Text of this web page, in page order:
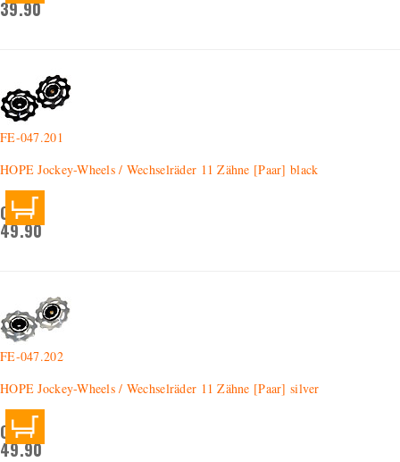
39.90
FE-047.201
HOPE Jockey-Wheels / Wechselräder 11 Zähne [Paar] black
CHF
49.90
FE-047.202
HOPE Jockey-Wheels / Wechselräder 11 Zähne [Paar] silver
CHF
49.90